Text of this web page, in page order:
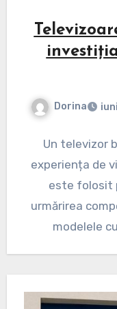
Dorina
Un televizor
experiența de
este folosit
urmărirea
modelele